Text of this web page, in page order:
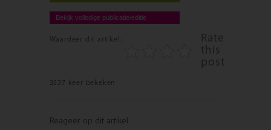
Bekijk volledige publicatie/editie
Waardeer dit artikel:
Rate
this
post
3537 keer bekeken
Reageer op dit artikel